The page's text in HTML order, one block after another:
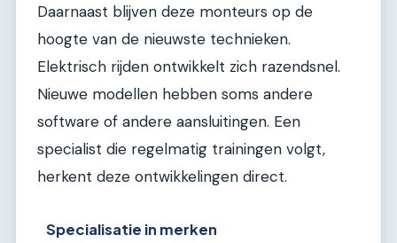
Daarnaast blijven deze monteurs op de
hoogte van de nieuwste technieken.
Elektrisch rijden ontwikkelt zich razendsnel.
Nieuwe modellen hebben soms andere
software of andere aansluitingen. Een
specialist die regelmatig trainingen volgt,
herkent deze ontwikkelingen direct.
Specialisatie in merken